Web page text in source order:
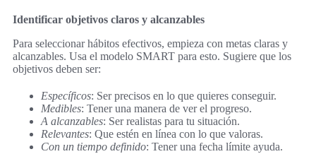
Identificar objetivos claros y alcanzables
Para seleccionar hábitos efectivos, empieza con metas claras y
alcanzables. Usa el modelo SMART para esto. Sugiere que los
objetivos deben ser:
Específicos: Ser precisos en lo que quieres conseguir.
Medibles: Tener una manera de ver el progreso.
A alcanzables: Ser realistas para tu situación.
Relevantes: Que estén en línea con lo que valoras.
Con un tiempo definido: Tener una fecha límite ayuda.